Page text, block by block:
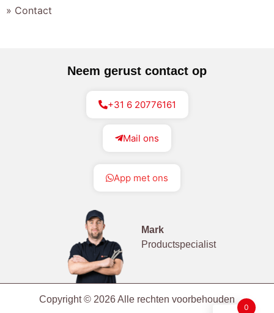
» Contact
Neem gerust contact op
+31 6 20776161
Mail ons
App met ons
Mark
Productspecialist
Copyright © 2026 Alle rechten voorbehouden
0